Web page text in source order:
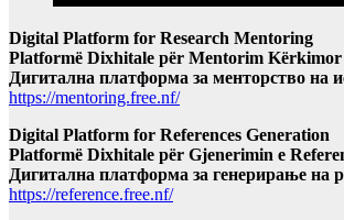
Digital Platform for Research Mentoring
Platformë Dixhitale për Mentorim Kërkimor
Дигитална платформа за менторство на
https://mentoring.free.nf/
Digital Platform for References Generation
Platformë Dixhitale për Gjenerimin e
Дигитална платформа за генерирање на
https://reference.free.nf/